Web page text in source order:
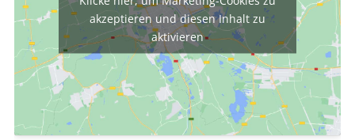
akzeptieren und diesen Inhalt zu
aktivieren